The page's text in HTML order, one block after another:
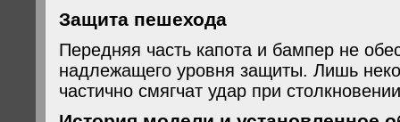
Защита пешехода
Передняя часть капота и бампер не
надлежащего уровня защиты. Лишь
частично смягчат удар при